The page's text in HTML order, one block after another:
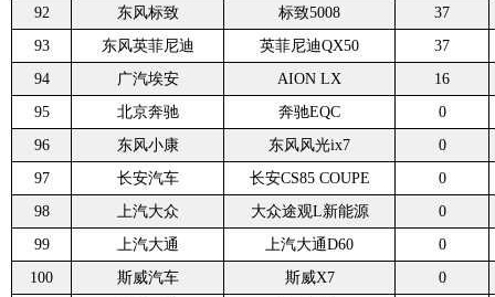
92
东风标致 标致5008
37
93
东风英菲尼迪 英菲尼迪QX50
37
94
广汽埃安 AION LX
16
95
北京奔驰 奔驰EQC
0
96
东风小康 东风风光ix7
0
97
长安汽车 长安CS85 COUPE
0
98
上汽大众 大众途观L新能源
0
99
上汽大通 上汽大通D60
0
100
斯威汽车 斯威X7
0